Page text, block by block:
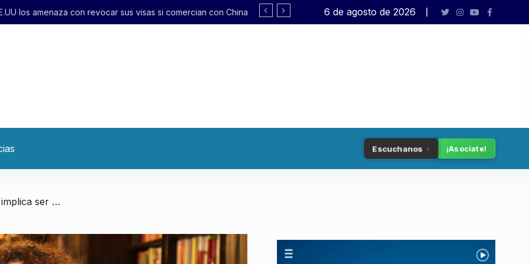
sus visas si comercian con China Tenemos patria
6 de agosto de 2026
Escuchanos ¡Asociate!
/ Cynthia Edul: «La periferia implica ser un laboratorio del liberalismo»